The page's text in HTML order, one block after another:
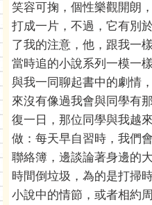
笑容可掬，個性樂觀開朗
打成一片，不過，它有別
了我的注意，他，跟我一
當時追的小說系列一模一
與我一同聊起書中的劇情
來沒有像過我會與同學有
復一日，那位同學與我越
做：每天早自習時，我們
聯絡簿，邊談論著身邊的
時間倒垃圾，為的是打掃
小說中的情節，或者相約